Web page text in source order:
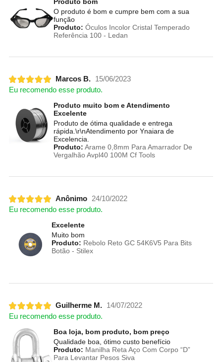
O produto é bom e cumpre bem com a sua
função
Produto: Óculos Incolor Cristal Temperado
Referência 100 - Ledan
Marcos B.
15/06/2023
Eu recomendo esse produto.
Produto muito bom e Atendimento
Excelente
Produto de ótima qualidade e entrega
rápida.\r\nAtendimento por Ynaiara de
Excelencia.
Produto: Arame 0,8mm Para Amarrador De
Vergalhão Avpl40 100M Cf Tools
Anônimo 24/10/2022
Eu recomendo esse produto.
Excelente
Muito bom
Produto: Rebolo Reto GC 54K6V5 Para Bits
Botão - Stilex
Guilherme M.
14/07/2022
Eu recomendo esse produto.
Boa loja, bom produto, bom preço
Qualidade boa, ótimo custo benefício
Produto: Manilha Reta Aço Com Corpo “D”
Para Levantar Pesos Siva